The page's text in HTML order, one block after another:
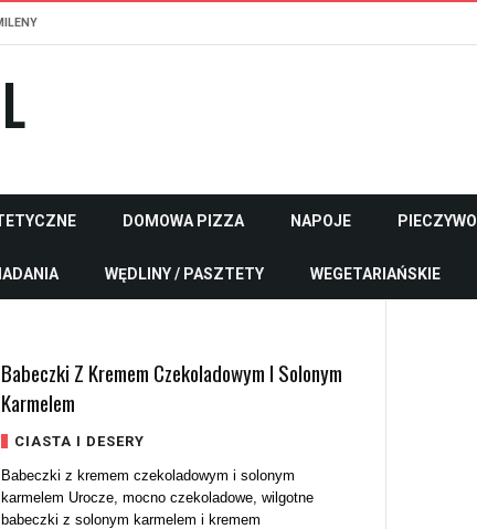
DOMOWA PIZZA NAPOJE PIECZYWO
WĘDLINY / PASZTETY WEGETARIAŃSKIE
Babeczki Z Kremem Czekoladowym I Solonym
Karmelem
CIASTA I DESERY
Babeczki z kremem czekoladowym i solonym
karmelem Urocze, mocno czekoladowe, wilgotne
babeczki z solonym karmelem i kremem